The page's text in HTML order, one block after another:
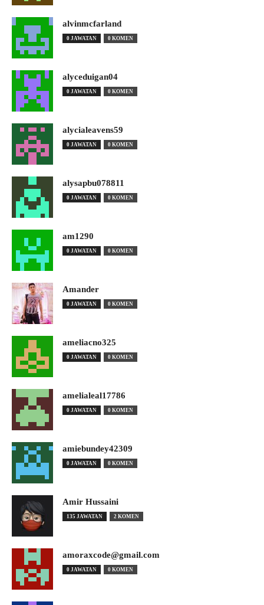
alvinmcfarland
0 JAWATAN 0 KOMEN
alyceduigan04
0 JAWATAN 0 KOMEN
alycialeavens59
0 JAWATAN 0 KOMEN
alysapbu078811
0 JAWATAN 0 KOMEN
am1290
0 JAWATAN 0 KOMEN
Amander
0 JAWATAN 0 KOMEN
ameliacno325
0 JAWATAN 0 KOMEN
amelialeal17786
0 JAWATAN 0 KOMEN
amiebundey42309
0 JAWATAN 0 KOMEN
Amir Hussaini
135 JAWATAN 2 KOMEN
amoraxcode@gmail.com
0 JAWATAN 0 KOMEN